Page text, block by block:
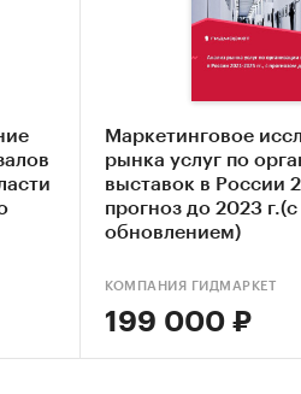
Оценка объема
STEP-анализ
Описание
Оценка
Анализ
Определение
Маркетинговое
рынка услуг по
выставок в России
прогноз до 2023 г.(с
обновлением)
КОМПАНИЯ ГИДМАРКЕТ
199 000 ₽